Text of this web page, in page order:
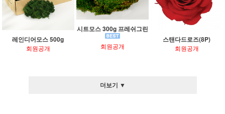
레인디어모스 500g
회원공개
시트모스 300g 프레쉬그린
회원공개
스탠다드로즈(8P)
회원공개
더보기 ▼